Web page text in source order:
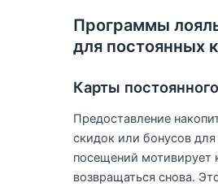
Программы
для постоянных
Карты
Предоставление
скидок или бонусов
посещений мотивирует
возвращаться снова.